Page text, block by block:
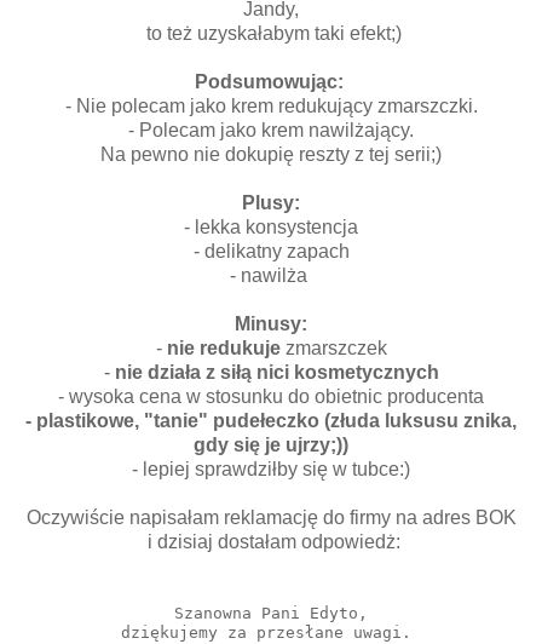
Jandy,
to też uzyskałabym taki efekt;)
Podsumowując:
- Nie polecam jako krem redukujący zmarszczki.
- Polecam jako krem nawilżający.
Na pewno nie dokupię reszty z tej serii;)
Plusy:
- lekka konsystencja
- delikatny zapach
- nawilża
Minusy:
-nie redukujezmarszczek
- nie działa z siłą nici kosmetycznych
- wysoka cena w stosunku do obietnic producenta
- plastikowe, "tanie" pudełeczko (złuda luksusu znika,
gdy się je ujrzy;))
- lepiej sprawdziłby się w tubce:)
Oczywiście napisałam reklamację do firmy na adres BOK
i dzisiaj dostałam odpowiedż:
Szanowna Pani Edyto,
dziękujemy za przesłane uwagi.